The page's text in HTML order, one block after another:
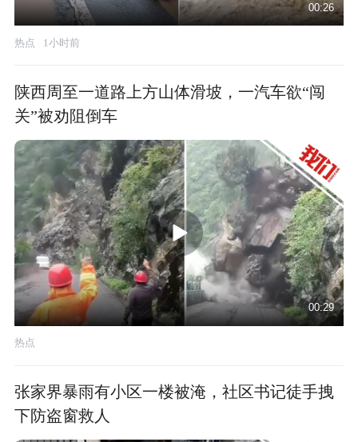
00:26
热点 1小时前
陕西周至一道路上方山体滑坡，一汽车欲“闯
关”被劝阻倒车
00:29
热点
张家界暴雨有小区一楼被淹，社区书记徒手拽
下防盗窗救人